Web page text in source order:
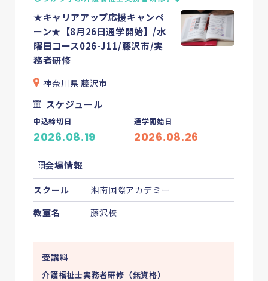
★キャリアアップ応援キャンペ
ーン★【8月26日通学開始】/水
曜日コース026-J11/藤沢市/実
務者研修
神奈川県 藤沢市
スケジュール
申込締切日
2026.08.19
通学開始日
2026.08.26
会場情報
スクール
湘南国際アカデミー
教室名
藤沢校
受講料
介護福祉士実務者研修（無資格）